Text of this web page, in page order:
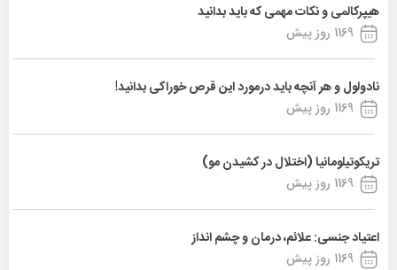
هیپرکالمی و نکات مهمی که باید بدانید
1169 روز پیش
نادولول و هر آنچه باید درمورد این قرص خوراکی بدانید!
1169 روز پیش
تریکوتیلومانیا (اختلال در کشیدن مو)
1169 روز پیش
اعتیاد جنسی: علائم، درمان و چشم انداز
1169 روز پیش